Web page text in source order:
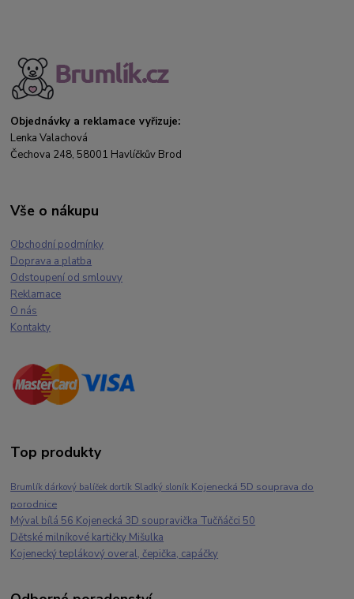
Objednávky a reklamace vyřizuje:
Lenka Valachová
Čechova 248, 58001 Havlíčkův Brod
Vše o nákupu
Obchodní podmínky
Doprava a platba
Odstoupení od smlouvy
Reklamace
O nás
Kontakty
Top produkty
Brumlík dárkový balíček dortík Sladký sloník Kojenecká 5D souprava do
porodnice
Mýval bílá 56 Kojenecká 3D soupravička Tučňáčci 50
Dětské milníkové kartičky Mišulka
Kojenecký teplákový overal, čepička, capáčky